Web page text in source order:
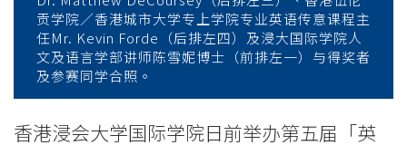
相」
题，
提
贡学院／香港城市大学专上学院专业英语传意课程主
任Mr. Kevin Forde（后排左四）及浸大国际学院人
文及语言学部讲师陈雪妮博士（前排左一）与得奖者
及参赛同学合照。
香港浸会大学国际学院日前举办第五届「英